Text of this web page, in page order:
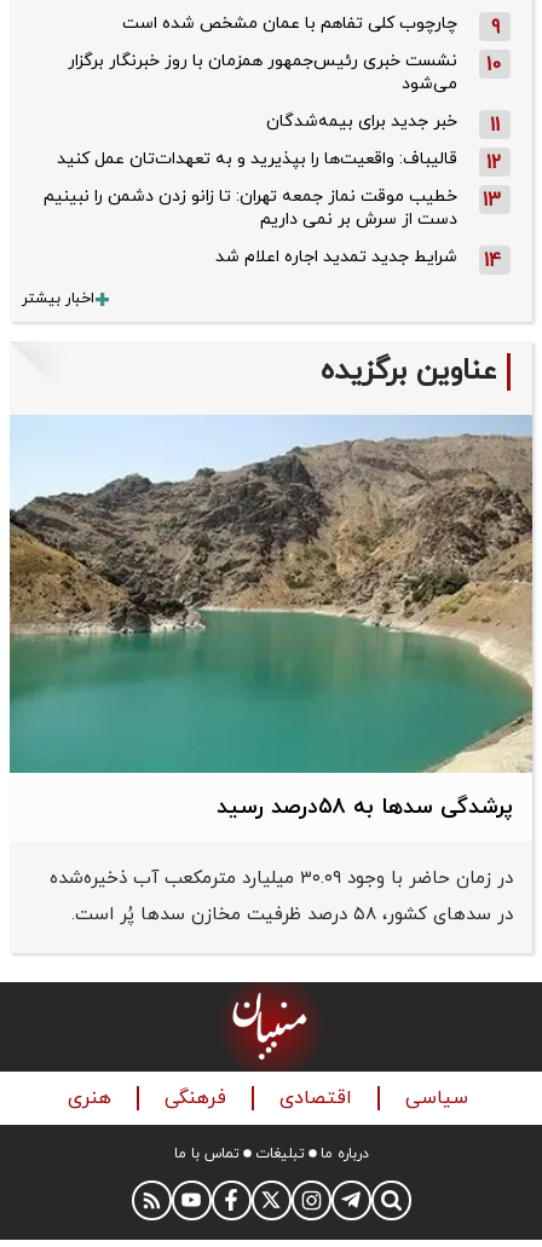
9 چارچوب کلی تفاهم با عمان مشخص شده است
10
نشست خبری رئیس‌جمهور همزمان با روز خبرنگار برگزار
می‌شود
11 خبر جدید برای بیمه‌شدگان
12 قالیباف: واقعیت‌ها را بپذیرید و به تعهدات‌تان عمل کنید
13
خطیب موقت نماز جمعه تهران: تا زانو زدن دشمن را نبینیم
دست از سرش بر نمی داریم
14 شرایط جدید تمدید اجاره اعلام شد
اخبار بیشتر
عناوین برگزیده
پرشدگی سدها به ۵۸درصد رسید
در زمان حاضر با وجود ۳۰.۰۹ میلیارد مترمکعب آب ذخیره‌شده
در سدهای کشور، ۵۸ درصد ظرفیت مخازن سدها پُر است.
سیاسی اقتصادی فرهنگی هنری
درباره ما تبلیغات تماس با ما